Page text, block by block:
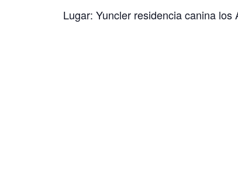
Lugar: Yuncler residencia canina los